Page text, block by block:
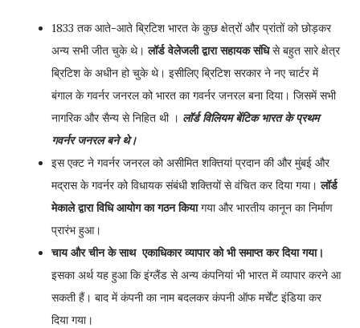
1833 तक आते-आते ब्रिटिश भारत के कुछ क्षेत्रों और प्रांतों को छोड़कर
अन्य सभी जीत चुके थे।लॉर्ड वेलेजली द्वारा सहायक संधिसे बहुत सारे क्षेत्र
ब्रिटिश के अधीन हो चुके थे। इसीलिए ब्रिटिश सरकार ने नए चार्टर में
बंगाल के गवर्नर जनरल को भारत का गवर्नर जनरल बना दिया। जिसमें सभी
नागरिक और सैन्य से निहित थी । लॉर्ड विलियम बेंटिक भारत के प्रथम
गवर्नर जनरल बने थे।
इस एक्ट ने गवर्नर जनरल को असीमित शक्तियां प्रदान की और मुंबई और
मद्रास के गवर्नर को विधायक संबंधी शक्तियों से वंचित कर दिया गया।लॉर्ड
मेकाले द्वारा विधि आयोग का गठन कियागया और भारतीय कानून का निर्माण
प्रारंभ हुआ।
चाय और चीन के साथ एकाधिकार व्यापार को भी समाप्त कर दिया गया।
इसका अर्थ यह हुआ कि इंग्लैंड से अन्य कंपनियां भी भारत में व्यापार करने आ
सकती हैं। बाद में कंपनी का नाम बदलकर कंपनी ऑफ मर्चेंट इंडिया कर
दिया गया।